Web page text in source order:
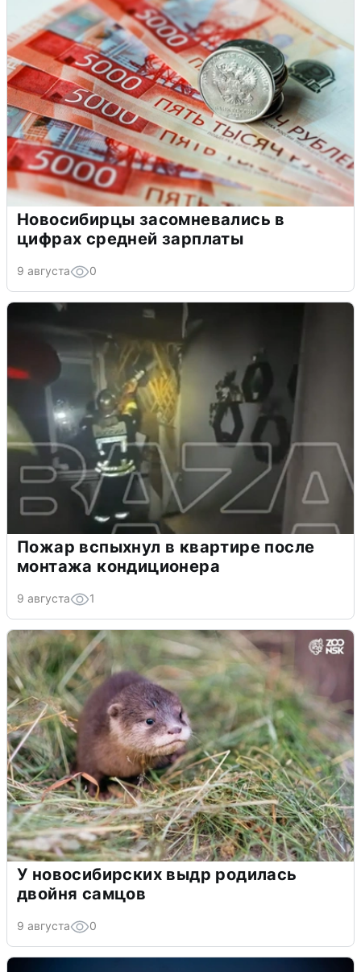
Новосибирцы засомневались в
цифрах средней зарплаты
9 августа 0
Пожар вспыхнул в квартире после
монтажа кондиционера
9 августа 1
У новосибирских выдр родилась
двойня самцов
9 августа 0